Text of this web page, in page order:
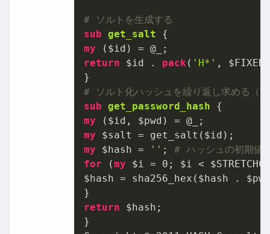
# ソルトを生成する
sub get_salt
my
return $id . pack ( 'H*' ,
# ソルト化ハッシュを繰り返し求める（
sub get_password_hash
my
my
my $hash = '' ; # ハッシュの初期値
for (my $i = 0 ; $i <
$hash = sha256_hex($hash .
return $hash;
}